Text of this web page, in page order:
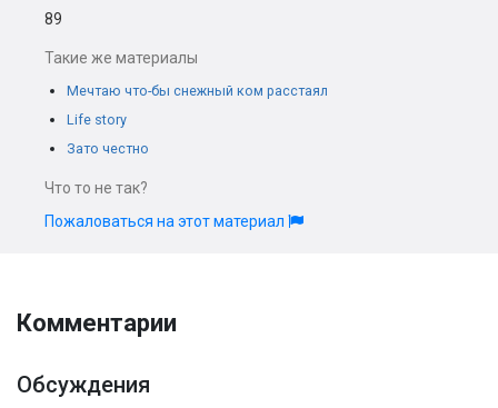
89
Такие же материалы
Мечтаю что-бы снежный ком расстаял
Life story
Зато честно
Что то не так?
Пожаловаться на этот материал
Комментарии
Обсуждения